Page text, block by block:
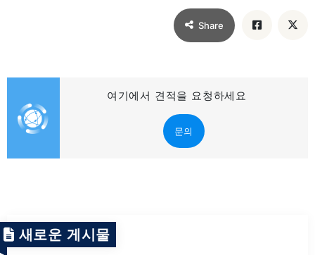
Share
여기에서 견적을 요청하세요
문의
새로운 게시물